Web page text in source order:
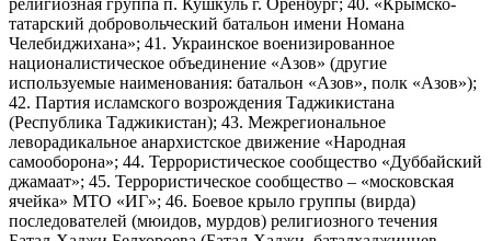
татарский добровольческий батальон имени Номана
Челебиджихана»; 41. Украинское военизированное
националистическое объединение «Азов» (другие
используемые наименования: батальон «Азов», полк «Азов»);
42. Партия исламского возрождения Таджикистана
(Республика Таджикистан); 43. Межрегиональное
леворадикальное анархистское движение «Народная
самооборона»; 44. Террористическое сообщество «Дуббайский
джамаат»; 45. Террористическое сообщество – «московская
ячейка» МТО «ИГ»; 46. Боевое крыло группы (вирда)
последователей (мюидов, мурдов) религиозного течения